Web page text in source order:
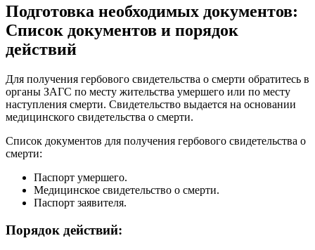
Подготовка необходимых документов:
Список документов и порядок
действий
Для получения гербового свидетельства о смерти обратитесь в
органы ЗАГС по месту жительства умершего или по месту
наступления смерти. Свидетельство выдается на основании
медицинского свидетельства о смерти.
Список документов для получения гербового свидетельства о
смерти:
Паспорт умершего.
Медицинское свидетельство о смерти.
Паспорт заявителя.
Порядок действий: